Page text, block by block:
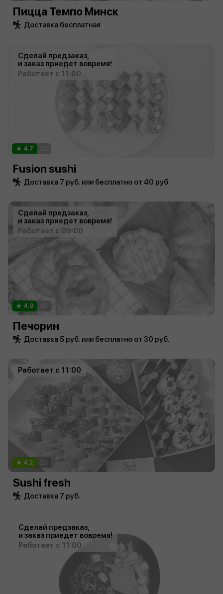
Пицца Темпо Минск
Доставка бесплатная
Сделай предзаказ,
и заказ приедет вовремя!
Работает с 11:00
4.7
Fusion sushi
Доставка 7 руб. или бесплатно от 40 руб.
Сделай предзаказ,
и заказ приедет вовремя!
Работает с 09:00
4.9
Печорин
Доставка 5 руб. или бесплатно от 30 руб.
Работает с 11:00
4.2 20
Sushi fresh
Доставка 7 руб.
Сделай предзаказ,
и заказ приедет вовремя!
Работает с 11:00